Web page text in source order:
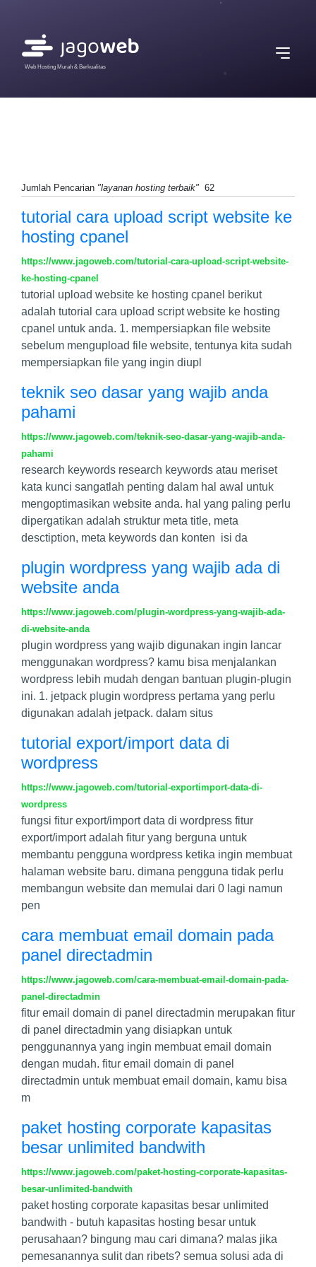
Web Hosting Murah & Berkualitas
Jumlah Pencarian "layanan hosting terbaik" 62
tutorial cara upload script website ke
hosting cpanel
https://www.jagoweb.com/tutorial-cara-upload-script-website-
ke-hosting-cpanel
tutorial upload website ke hosting cpanel berikut
adalah tutorial cara upload script website ke hosting
cpanel untuk anda. 1. mempersiapkan file website
sebelum mengupload file website, tentunya kita sudah
mempersiapkan file yang ingin diupl
teknik seo dasar yang wajib anda
pahami
https://www.jagoweb.com/teknik-seo-dasar-yang-wajib-anda-
pahami
research keywords research keywords atau meriset
kata kunci sangatlah penting dalam hal awal untuk
mengoptimasikan website anda. hal yang paling perlu
dipergatikan adalah struktur meta title, meta
desctiption, meta keywords dan konten isi da
plugin wordpress yang wajib ada di
website anda
https://www.jagoweb.com/plugin-wordpress-yang-wajib-ada-
di-website-anda
plugin wordpress yang wajib digunakan ingin lancar
menggunakan wordpress? kamu bisa menjalankan
wordpress lebih mudah dengan bantuan plugin-plugin
ini. 1. jetpack plugin wordpress pertama yang perlu
digunakan adalah jetpack. dalam situs
tutorial export/import data di
wordpress
https://www.jagoweb.com/tutorial-exportimport-data-di-
wordpress
fungsi fitur export/import data di wordpress fitur
export/import adalah fitur yang berguna untuk
membantu pengguna wordpress ketika ingin membuat
halaman website baru. dimana pengguna tidak perlu
membangun website dan memulai dari 0 lagi namun
pen
cara membuat email domain pada
panel directadmin
https://www.jagoweb.com/cara-membuat-email-domain-pada-
panel-directadmin
fitur email domain di panel directadmin merupakan fitur
di panel directadmin yang disiapkan untuk
penggunannya yang ingin membuat email domain
dengan mudah. fitur email domain di panel
directadmin untuk membuat email domain, kamu bisa
m
paket hosting corporate kapasitas
besar unlimited bandwith
https://www.jagoweb.com/paket-hosting-corporate-kapasitas-
besar-unlimited-bandwith
paket hosting corporate kapasitas besar unlimited
bandwith - butuh kapasitas hosting besar untuk
perusahaan? bingung mau cari dimana? malas jika
pemesanannya sulit dan ribets? semua solusi ada di